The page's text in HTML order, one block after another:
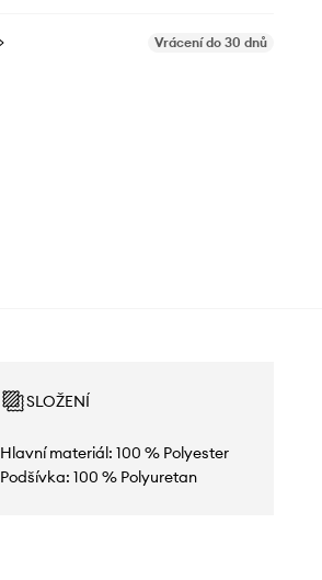
Vrácení do 30 dnů
SLOŽENÍ
Hlavní materiál: 100 % Polyester
Podšívka: 100 % Polyuretan